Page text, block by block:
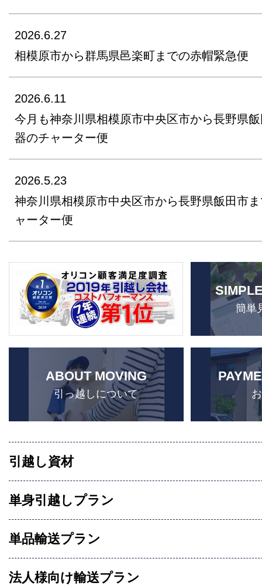
2026.6.27
相模原市から群馬県邑楽町までの赤帽緊急便
2026.6.11
今月も神奈川県相模原市中央区市から長野県
器のチャーター便
2026.5.23
神奈川県相模原市中央区市から長野県飯田市
ャーター便
簡単
ABOUT MOVING
引っ越しについて
引越し資材
単身引越しプラン
単品輸送プラン
法人様向け輸送プラン